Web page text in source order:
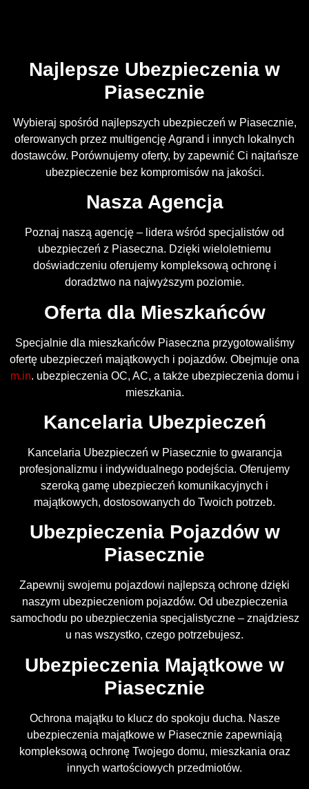
Najlepsze Ubezpieczenia w
Piasecznie
Wybieraj spośród najlepszych ubezpieczeń w Piasecznie,
oferowanych przez multigencję Agrand i innych lokalnych
dostawców. Porównujemy oferty, by zapewnić Ci najtańsze
ubezpieczenie bez kompromisów na jakości.
Nasza Agencja
Poznaj naszą agencję – lidera wśród specjalistów od
ubezpieczeń z Piaseczna. Dzięki wieloletniemu
doświadczeniu oferujemy kompleksową ochronę i
doradztwo na najwyższym poziomie.
Oferta dla Mieszkańców
Specjalnie dla mieszkańców Piaseczna przygotowaliśmy
ofertę ubezpieczeń majątkowych i pojazdów. Obejmuje ona
m.in. ubezpieczenia OC, AC, a także ubezpieczenia domu i
mieszkania.
Kancelaria Ubezpieczeń
Kancelaria Ubezpieczeń w Piasecznie to gwarancja
profesjonalizmu i indywidualnego podejścia. Oferujemy
szeroką gamę ubezpieczeń komunikacyjnych i
majątkowych, dostosowanych do Twoich potrzeb.
Ubezpieczenia Pojazdów w
Piasecznie
Zapewnij swojemu pojazdowi najlepszą ochronę dzięki
naszym ubezpieczeniom pojazdów. Od ubezpieczenia
samochodu po ubezpieczenia specjalistyczne – znajdziesz
u nas wszystko, czego potrzebujesz.
Ubezpieczenia Majątkowe w
Piasecznie
Ochrona majątku to klucz do spokoju ducha. Nasze
ubezpieczenia majątkowe w Piasecznie zapewniają
kompleksową ochronę Twojego domu, mieszkania oraz
innych wartościowych przedmiotów.